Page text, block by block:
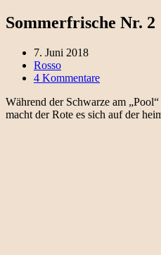
Sommerfrische Nr. 2
7. Juni 2018
Rosso
4 Kommentare
Während der Schwarze am
macht der Rote es sich auf der